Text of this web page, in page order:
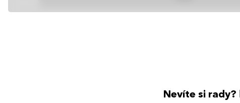
Nevíte si rady?